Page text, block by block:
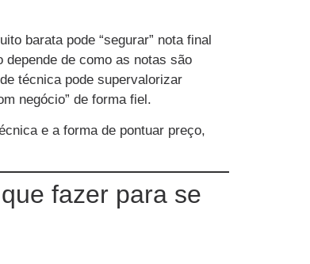
barata pode “segurar” nota final
de como as notas são
técnica pode supervalorizar
negócio” de forma fiel.
e a forma de pontuar preço,
fazer para se